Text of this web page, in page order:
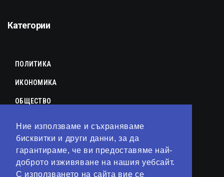
Ние използваме и съхраняваме
бисквитки и други данни, за да
гарантираме, че ви предоставяме най-
доброто изживяване на нашия уебсайт.
С използването на сайта вие се
Категории
ПОЛИТИКА
ИКОНОМИКА
ОБЩЕСТВО
КУЛТУРА
ЛАЙФСТАЙЛ
ТЕХНОЛОГИИ